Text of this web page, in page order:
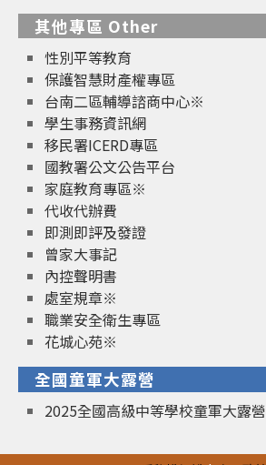
其他專區 Other
性別平等教育
保護智慧財產權專區
台南二區輔導諮商中心※
學生事務資訊網
移民署ICERD專區
國教署公文公告平台
家庭教育專區※
代收代辦費
即測即評及發證
曾家大事記
內控聲明書
處室規章※
職業安全衛生專區
花城心苑※
全國童軍大露營
2025全國高級中等學校童軍大露營